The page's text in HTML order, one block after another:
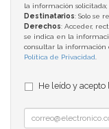
la información solicitada;
Destinatarios: Solo se
Derechos: Acceder,
se indica en la
consultar la información
Política de Privacidad
He leído y acepto